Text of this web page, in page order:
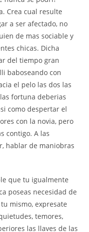
Crea cual resulte
a ser afectado, no
de mas sociable y
chicas. Dicha
del tiempo gran
baboseando con
el pelo las dos las
fortuna deberias
como despertar el
con la novia, pero
contigo. A las
hablar de maniobras
que tu igualmente
poseas necesidad de
mismo, expresate
temores,
las llaves de las